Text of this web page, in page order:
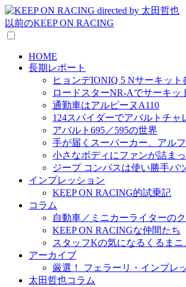
以前のKEEP ON RACING
HOME
長期レポート
ヒョンデIONIQ 5 Nサーキット
ロードスターNR-Aでサーキッ
通勤車はアルピーヌA110
124スパイダーでアバルトチャ
アバルト695／595の世界
手が届くスーパーカー、アル
小さなボディにファンが詰ま
ジープ コンパスは使い勝手バ
インプレッション
KEEP ON RACING的試乗記
コラム
自動車／ミニカーライターの
KEEP ON RACINGな仲間たち
スタッフKの気になるくるまニ
アーカイブ
厳選！ フェラーリ・インプレ
太田哲也コラム